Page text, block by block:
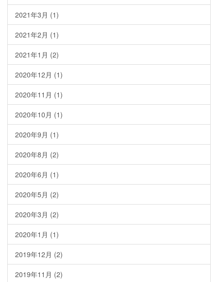
2021年3月 (1)
2021年2月 (1)
2021年1月 (2)
2020年12月 (1)
2020年11月 (1)
2020年10月 (1)
2020年9月 (1)
2020年8月 (2)
2020年6月 (1)
2020年5月 (2)
2020年3月 (2)
2020年1月 (1)
2019年12月 (2)
2019年11月 (2)